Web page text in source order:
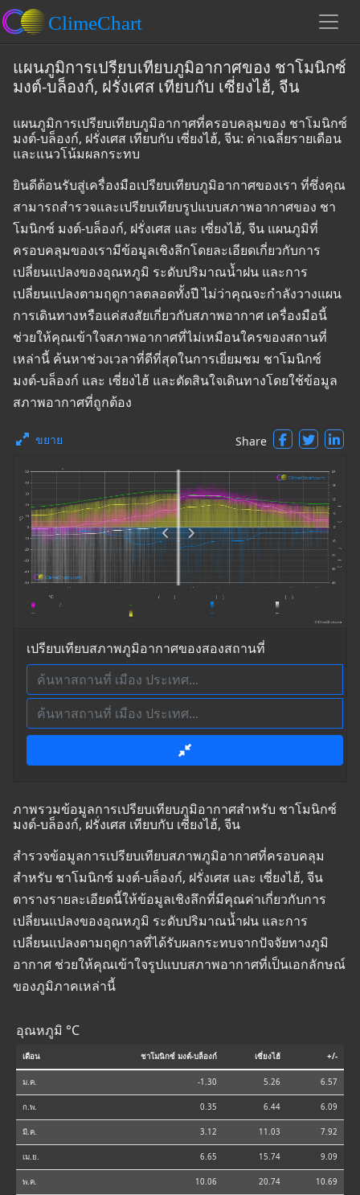
แผนภูมิการเปรียบเทียบภูมิอากาศของ ชาโมนิกซ์
มงต์-บล็องก์, ฝรั่งเศส เทียบกับ เซี่ยงไฮ้, จีน
แผนภูมิการเปรียบเทียบภูมิอากาศที่ครอบคลุมของ ชาโมนิกซ์
มงต์-บล็องก์, ฝรั่งเศส เทียบกับ เซี่ยงไฮ้, จีน: ค่าเฉลี่ยรายเดือน
และแนวโน้มผลกระทบ
ยินดีต้อนรับสู่เครื่องมือเปรียบเทียบภูมิอากาศของเรา ที่ซึ่งคุณ
สามารถสำรวจและเปรียบเทียบรูปแบบสภาพอากาศของ ชา
โมนิกซ์ มงต์-บล็องก์, ฝรั่งเศส และ เซี่ยงไฮ้, จีน แผนภูมิที่
ครอบคลุมของเรามีข้อมูลเชิงลึกโดยละเอียดเกี่ยวกับการ
เปลี่ยนแปลงของอุณหภูมิ ระดับปริมาณน้ำฝน และการ
เปลี่ยนแปลงตามฤดูกาลตลอดทั้งปี ไม่ว่าคุณจะกำลังวางแผน
การเดินทางหรือแค่สงสัยเกี่ยวกับสภาพอากาศ เครื่องมือนี้
ช่วยให้คุณเข้าใจสภาพอากาศที่ไม่เหมือนใครของสถานที่
เหล่านี้ ค้นหาช่วงเวลาที่ดีที่สุดในการเยี่ยมชม ชาโมนิกซ์
มงต์-บล็องก์ และ เซี่ยงไฮ้ และตัดสินใจเดินทางโดยใช้ข้อมูล
สภาพอากาศที่ถูกต้อง
ขยาย Share
เปรียบเทียบสภาพภูมิอากาศของสองสถานที่
ภาพรวมข้อมูลการเปรียบเทียบภูมิอากาศสำหรับ ชาโมนิกซ์
มงต์-บล็องก์, ฝรั่งเศส เทียบกับ เซี่ยงไฮ้, จีน
สำรวจข้อมูลการเปรียบเทียบสภาพภูมิอากาศที่ครอบคลุม
สำหรับ ชาโมนิกซ์ มงต์-บล็องก์, ฝรั่งเศส และ เซี่ยงไฮ้, จีน
ตารางรายละเอียดนี้ให้ข้อมูลเชิงลึกที่มีคุณค่าเกี่ยวกับการ
เปลี่ยนแปลงของอุณหภูมิ ระดับปริมาณน้ำฝน และการ
เปลี่ยนแปลงตามฤดูกาลที่ได้รับผลกระทบจากปัจจัยทางภูมิ
อากาศ ช่วยให้คุณเข้าใจรูปแบบสภาพอากาศที่เป็นเอกลักษณ์
ของภูมิภาคเหล่านี้
อุณหภูมิ °C
เดือน ชาโมนิกซ์ มงต์-บล็องก์ เซี่ยงไฮ้ +/-
ม.ค. -1.30 5.26 6.57
ก.พ. 0.35 6.44 6.09
มี.ค. 3.12 11.03 7.92
เม.ย. 6.65 15.74 9.09
พ.ค. 10.06 20.74 10.69